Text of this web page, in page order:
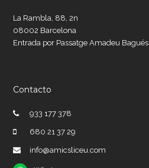
La Rambla, 88, 2n
08002 Barcelona
Entrada por Passatge Amadeu Bagués
Contacto
933 177 378
680 21 37 29
info@amicsliceu.com